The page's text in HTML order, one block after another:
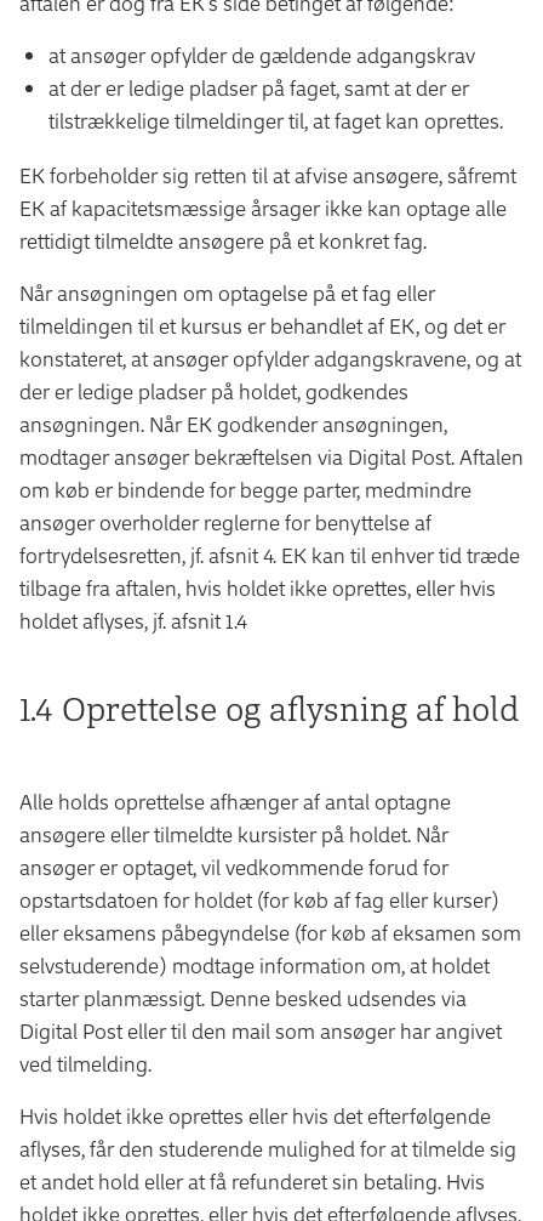
at ansøger opfylder de gældende adgangskrav
at der er ledige pladser på faget, samt at der er
tilstrækkelige tilmeldinger til, at faget kan oprettes.
EK forbeholder sig retten til at afvise ansøgere, såfremt
EK af kapacitetsmæssige årsager ikke kan optage alle
rettidigt tilmeldte ansøgere på et konkret fag.
Når ansøgningen om optagelse på et fag eller
tilmeldingen til et kursus er behandlet af EK, og det er
konstateret, at ansøger opfylder adgangskravene, og at
der er ledige pladser på holdet, godkendes
ansøgningen. Når EK godkender ansøgningen,
modtager ansøger bekræftelsen via Digital Post. Aftalen
om køb er bindende for begge parter, medmindre
ansøger overholder reglerne for benyttelse af
fortrydelsesretten, jf. afsnit 4. EK kan til enhver tid træde
tilbage fra aftalen, hvis holdet ikke oprettes, eller hvis
holdet aflyses, jf. afsnit 1.4
1.4 Oprettelse og aflysning af hold
Alle holds oprettelse afhænger af antal optagne
ansøgere eller tilmeldte kursister på holdet. Når
ansøger er optaget, vil vedkommende forud for
opstartsdatoen for holdet (for køb af fag eller kurser)
eller eksamens påbegyndelse (for køb af eksamen som
selvstuderende) modtage information om, at holdet
starter planmæssigt. Denne besked udsendes via
Digital Post eller til den mail som ansøger har angivet
ved tilmelding.
Hvis holdet ikke oprettes eller hvis det efterfølgende
aflyses, får den studerende mulighed for at tilmelde sig
et andet hold eller at få refunderet sin betaling. Hvis
holdet ikke oprettes, eller hvis det efterfølgende aflyses,